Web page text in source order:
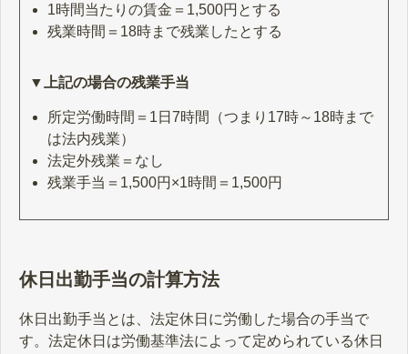
1時間当たりの賃金＝1,500円とする
残業時間＝18時まで残業したとする
▼上記の場合の残業手当
所定労働時間＝1日7時間（つまり17時～18時まで
は法内残業）
法定外残業＝なし
残業手当＝1,500円×1時間＝1,500円
休日出勤手当の計算方法
休日出勤手当とは、法定休日に労働した場合の手当で
す。法定休日は労働基準法によって定められている休日